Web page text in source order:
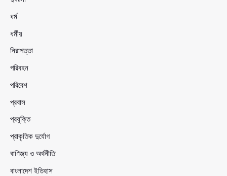
ধর্ম
ধর্মীয়
নিরাপত্তা
পরিবহন
পরিবেশ
প্রবাস
প্রযুক্তি
প্রাকৃতিক দুর্যোগ
বাণিজ্য ও অর্থনীতি
বাংলাদেশ ইতিহাস